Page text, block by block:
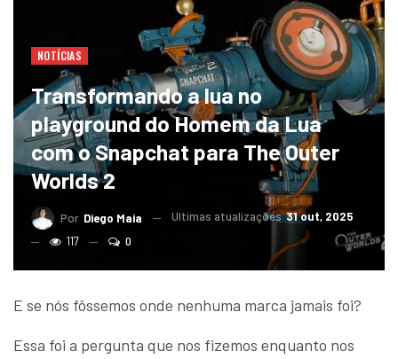
NOTÍCIAS
Transformando a lua no
playground do Homem da Lua
com o Snapchat para The Outer
Worlds 2
Por Diego Maia Ultimas atualizações31 out, 2025
117
0
E se nós fôssemos onde nenhuma marca jamais foi?
Essa foi a pergunta que nos fizemos enquanto nos